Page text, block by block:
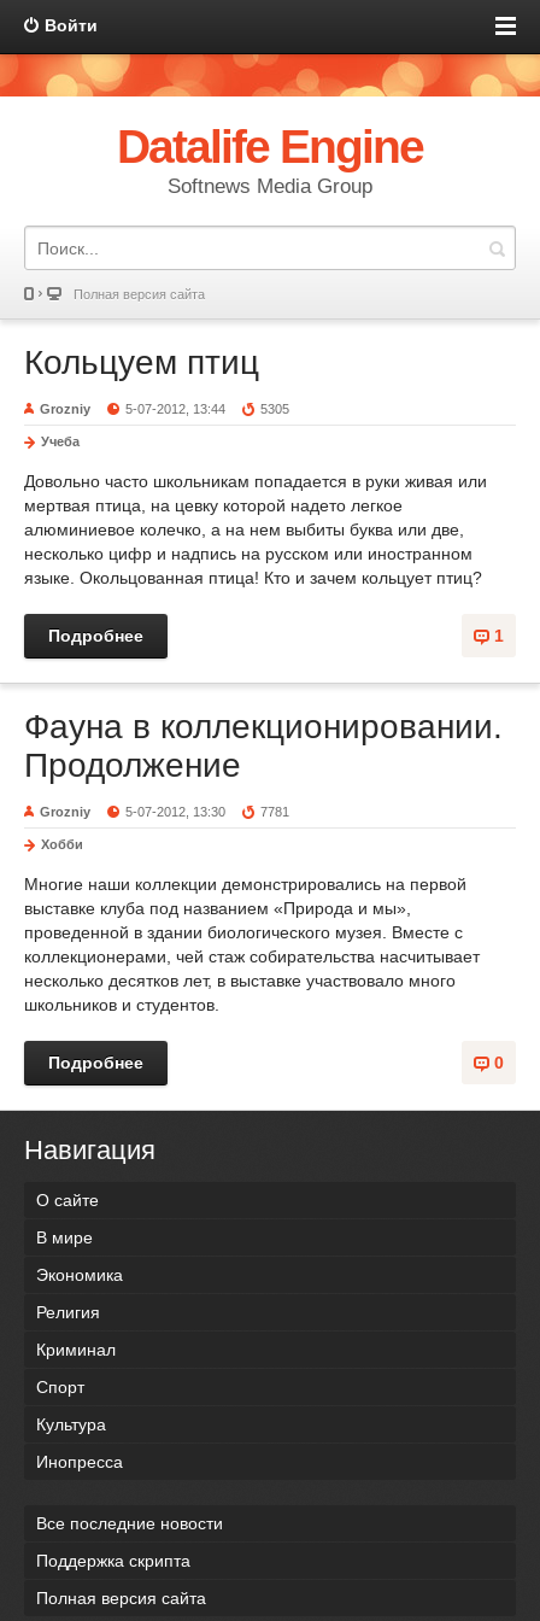
Войти
Datalife Engine
Softnews Media Group
Полная версия сайта
Кольцуем птиц
Grozniy 5-07-2012, 13:44 5305
Учеба
Довольно часто школьникам попадается в руки живая или
мертвая птица, на цевку которой надето легкое
алюминиевое колечко, а на нем выбиты буква или две,
несколько цифр и надпись на русском или иностранном
языке. Окольцованная птица! Кто и зачем кольцует птиц?
1
Подробнее
Фауна в коллекционировании.
Продолжение
Grozniy 5-07-2012, 13:30 7781
Хобби
Многие наши коллекции демонстрировались на первой
выставке клуба под названием «Природа и мы»,
проведенной в здании биологического музея. Вместе с
коллекционерами, чей стаж собирательства насчитывает
несколько десятков лет, в выставке участвовало много
школьников и студентов.
0
Подробнее
Навигация
О сайте
В мире
Экономика
Религия
Криминал
Спорт
Культура
Инопресса
Все последние новости
Поддержка скрипта
Полная версия сайта